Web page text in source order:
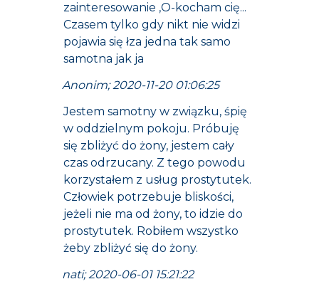
zainteresowanie ,O-kocham cię...
Czasem tylko gdy nikt nie widzi
pojawia się łza jedna tak samo
samotna jak ja
Anonim; 2020-11-20 01:06:25
Jestem samotny w związku, śpię
w oddzielnym pokoju. Próbuję
się zbliżyć do żony, jestem cały
czas odrzucany. Z tego powodu
korzystałem z usług prostytutek.
Człowiek potrzebuje bliskości,
jeżeli nie ma od żony, to idzie do
prostytutek. Robiłem wszystko
żeby zbliżyć się do żony.
nati; 2020-06-01 15:21:22